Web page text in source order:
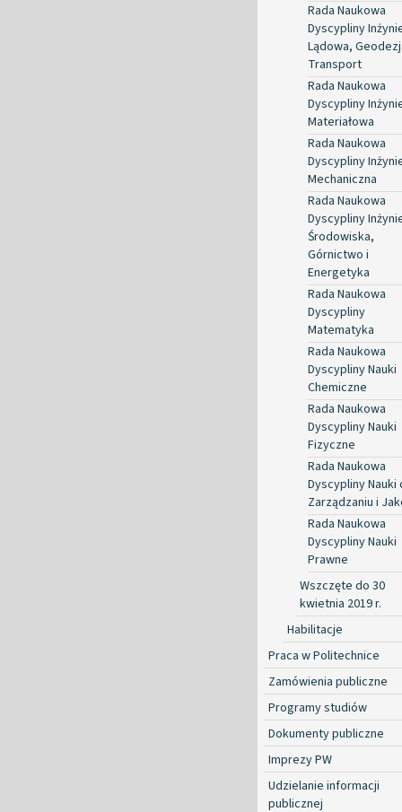
Rada Naukowa
Dyscypliny
Lądowa,
Transport
Rada Naukowa
Dyscypliny
Materiałowa
Rada Naukowa
Dyscypliny
Mechaniczna
Rada Naukowa
Dyscypliny
Środowiska,
Górnictwo i
Energetyka
Rada Naukowa
Dyscypliny
Matematyka
Rada Naukowa
Dyscypliny Nauki
Chemiczne
Rada Naukowa
Dyscypliny Nauki
Fizyczne
Rada Naukowa
Dyscypliny Nauki
Zarządzaniu i
Rada Naukowa
Dyscypliny Nauki
Prawne
Wszczęte do 30
kwietnia 2019 r.
Habilitacje
Praca w Politechnice
Zamówienia publiczne
Programy studiów
Dokumenty publiczne
Imprezy PW
Udzielanie informacji
publicznej